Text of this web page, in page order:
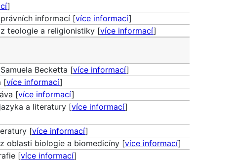
]
informací [více informací]
teologie a religionistiky [více informací]
Becketta [více informací]
[více informací]
[více informací]
a literatury [více informací]
[více informací]
oblasti biologie a biomedicíny [více informací]
[více informací]